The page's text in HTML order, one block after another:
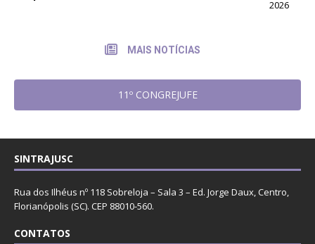
2026
MAIS NOTÍCIAS
11º CONGREJUFE
SINTRAJUSC
Rua dos Ilhéus nº 118 Sobreloja – Sala 3 – Ed. Jorge Daux, Centro,
Florianópolis (SC). CEP 88010-560.
CONTATOS